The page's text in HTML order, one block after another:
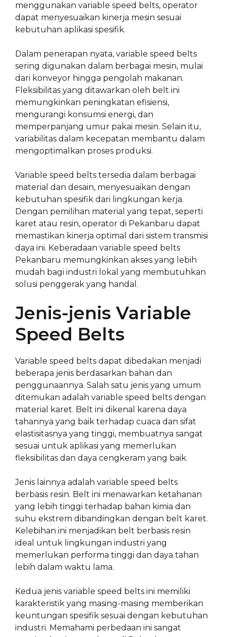
menggunakan variable speed belts, operator
dapat menyesuaikan kinerja mesin sesuai
kebutuhan aplikasi spesifik.
Dalam penerapan nyata, variable speed belts
sering digunakan dalam berbagai mesin, mulai
dari konveyor hingga pengolah makanan.
Fleksibilitas yang ditawarkan oleh belt ini
memungkinkan peningkatan efisiensi,
mengurangi konsumsi energi, dan
memperpanjang umur pakai mesin. Selain itu,
variabilitas dalam kecepatan membantu dalam
mengoptimalkan proses produksi.
Variable speed belts tersedia dalam berbagai
material dan desain, menyesuaikan dengan
kebutuhan spesifik dari lingkungan kerja.
Dengan pemilihan material yang tepat, seperti
karet atau resin, operator di Pekanbaru dapat
memastikan kinerja optimal dari sistem transmisi
daya ini. Keberadaan variable speed belts
Pekanbaru memungkinkan akses yang lebih
mudah bagi industri lokal yang membutuhkan
solusi penggerak yang handal.
Jenis-jenis Variable
Speed Belts
Variable speed belts dapat dibedakan menjadi
beberapa jenis berdasarkan bahan dan
penggunaannya. Salah satu jenis yang umum
ditemukan adalah variable speed belts dengan
material karet. Belt ini dikenal karena daya
tahannya yang baik terhadap cuaca dan sifat
elastisitasnya yang tinggi, membuatnya sangat
sesuai untuk aplikasi yang memerlukan
fleksibilitas dan daya cengkeram yang baik.
Jenis lainnya adalah variable speed belts
berbasis resin. Belt ini menawarkan ketahanan
yang lebih tinggi terhadap bahan kimia dan
suhu ekstrem dibandingkan dengan belt karet.
Kelebihan ini menjadikan belt berbasis resin
ideal untuk lingkungan industri yang
memerlukan performa tinggi dan daya tahan
lebih dalam waktu lama.
Kedua jenis variable speed belts ini memiliki
karakteristik yang masing-masing memberikan
keuntungan spesifik sesuai dengan kebutuhan
industri. Memahami perbedaan ini sangat